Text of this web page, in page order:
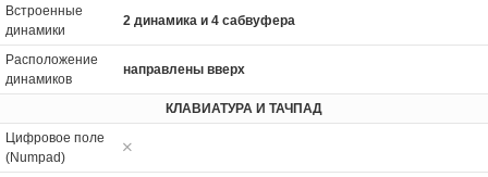
Встроенные
динамики
2 динамика и 4 сабвуфера
Расположение
динамиков
направлены вверх
КЛАВИАТУРА И ТАЧПАД
Цифровое поле
(Numpad)